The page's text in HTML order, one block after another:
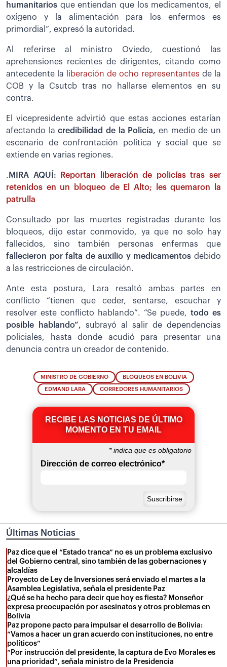
humanitarios que entiendan que los medicamentos, el
oxígeno y la alimentación para los enfermos es
primordial”, expresó la autoridad.
Al referirse al ministro Oviedo, cuestionó las
aprehensiones recientes de dirigentes, citando como
antecedente la
liberación de ocho representantes de la
COB y la Csutcb tras no hallarse elementos en su
contra.
El vicepresidente advirtió que estas acciones estarían
afectando lacredibilidad de la Policía,en medio de un
escenario de confrontación política y social que se
extiende en varias regiones.
. MIRA AQUÍ:
Reportan liberación de policías tras ser
retenidos en un bloqueo de El Alto; les quemaron la
patrulla
Consultado por las muertes registradas durante los
bloqueos, dijo estar conmovido, ya que no solo hay
fallecidos, sino también personas enfermas que
fallecieron por falta de auxilio y medicamentos debido
a las restricciones de circulación.
Ante esta postura, Lara resaltó ambas partes en
conflicto “tienen que ceder, sentarse, escuchar y
resolver este conflicto hablando”. “Se puede, todo es
posible hablando”, subrayó al salir de dependencias
policiales, hasta donde acudió para presentar una
denuncia contra un creador de contenido.
MINISTRO DE GOBIERNO BLOQUEOS EN BOLIVIA
EDMAND LARA CORREDORES HUMANITARIOS
RECIBE LAS NOTICIAS DE ÚLTIMO
MOMENTO EN TU EMAIL
*indica que es obligatorio
Dirección de correo electrónico*
Últimas Noticias
Paz dice que el “Estado tranca” no es un problema exclusivo
del Gobierno central, sino también de las gobernaciones y
alcaldías
Proyecto de Ley de Inversiones será enviado el martes a la
Asamblea Legislativa, señala el presidente Paz
¿Qué se ha hecho para decir que hoy es fiesta? Monseñor
expresa preocupación por asesinatos y otros problemas en
Bolivia
Paz propone pacto para impulsar el desarrollo de Bolivia:
“Vamos a hacer un gran acuerdo con instituciones, no entre
políticos”
“Por instrucción del presidente, la captura de Evo Morales es
una prioridad”, señala ministro de la Presidencia